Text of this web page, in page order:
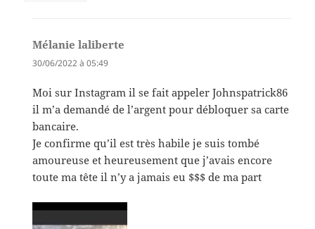
Mélanie laliberte
30/06/2022 à 05:49
Moi sur Instagram il se fait appeler Johnspatrick86
il m’a demandé de l’argent pour débloquer sa carte
bancaire.
Je confirme qu’il est très habile je suis tombé
amoureuse et heureusement que j’avais encore
toute ma tête il n’y a jamais eu $$$ de ma part